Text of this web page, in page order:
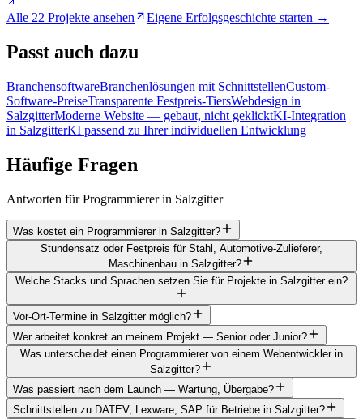
Alle 22 Projekte ansehen Eigene Erfolgsgeschichte starten →
Passt auch dazu
BranchensoftwareBranchenlösungen mit SchnittstellenCustom-
Software-PreiseTransparente Festpreis-TiersWebdesign in
SalzgitterModerne Website — gebaut, nicht geklicktKI-Integration
in SalzgitterKI passend zu Ihrer individuellen Entwicklung
Häufige Fragen
Antworten für Programmierer in Salzgitter
Was kostet ein Programmierer in Salzgitter?
Stundensatz oder Festpreis für Stahl, Automotive-Zulieferer,
Maschinenbau in Salzgitter?
Welche Stacks und Sprachen setzen Sie für Projekte in Salzgitter ein?
Vor-Ort-Termine in Salzgitter möglich?
Wer arbeitet konkret an meinem Projekt — Senior oder Junior?
Was unterscheidet einen Programmierer von einem Webentwickler in
Salzgitter?
Was passiert nach dem Launch — Wartung, Übergabe?
Schnittstellen zu DATEV, Lexware, SAP für Betriebe in Salzgitter?